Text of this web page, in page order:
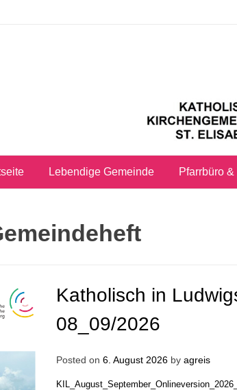
Lebendige Gemeinde Pfarrbüro &
Katholisch in
08_09/2026
Posted on 6. August 2026by agreis